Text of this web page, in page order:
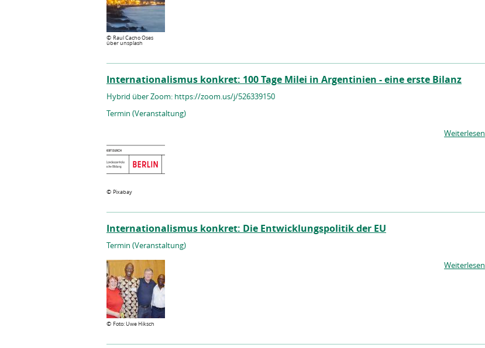
© Raul Cacho Oses
über unsplash
Internationalismus konkret: 100 Tage Milei in Argentinien - eine erste Bilanz
Hybrid über Zoom: https://zoom.us/j/526339150
Termin (Veranstaltung)
© Pixabay
Weiterlesen
Internationalismus konkret: Die Entwicklungspolitik der EU
Termin (Veranstaltung)
© Foto: Uwe Hiksch
Weiterlesen